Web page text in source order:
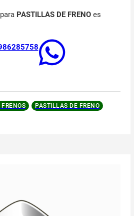
PASTILLAS DE FRENOes
PASTILLAS DE FRENO